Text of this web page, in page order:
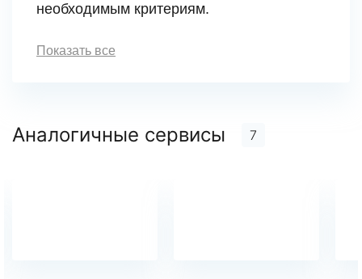
необходимым критериям.
Показать все
Аналогичные сервисы 7